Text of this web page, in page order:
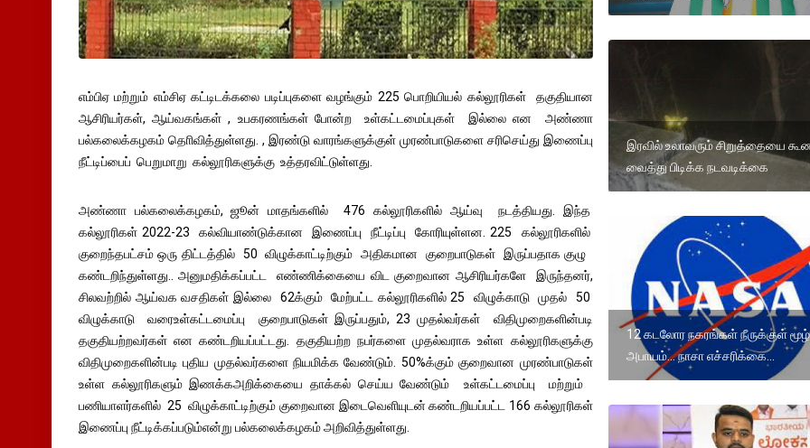
எம்பிஏ மற்றும் எம்சிஏ கட்டிடக்கலை படிப்புகளை வழங்கும் 225 பொறியியல் கல்லூரிகள் தகுதியான
ஆசிரியர்கள், ஆய்வகங்கள் , உபகரணங்கள் போன்ற உள்கட்டமைப்புகள் இல்லை என அண்ணா
பல்கலைக்கழகம் தொிவித்துள்ளது. , இரண்டு வாரங்களுக்குள் முரண்பாடுகளை சரிசெய்து இணைப்பு
நீட்டிப்பைப் பெறுமாறு கல்லூரிகளுக்கு உத்தரவிட்டுள்ளது.
அண்ணா பல்கலைக்கழகம், ஜூன் மாதங்களில் 476 கல்லூரிகளில் ஆய்வு நடத்தியது. இந்த
கல்லூரிகள் 2022-23 கல்வியாண்டுக்கான இணைப்பு நீட்டிப்பு கோரியுள்ளன. 225 கல்லூரிகளில்
குறைந்தபட்சம் ஒரு திட்டத்தில் 50 விழுக்காட்டிற்கும் அதிகமான குறைபாடுகள் இருப்பதாக குழு
கண்டறிந்துள்ளது.. அனுமதிக்கப்பட்ட எண்ணிக்கையை விட குறைவான ஆசிரியர்களே இருந்தனர்,
சிலவற்றில் ஆய்வக வசதிகள் இல்லை 62க்கும் மேற்பட்ட கல்லூரிகளில் 25 விழுக்காடு முதல் 50
விழுக்காடு வரைஉள்கட்டமைப்பு குறைபாடுகள் இருப்பதும், 23 முதல்வர்கள் விதிமுறைகளின்படி
தகுதியற்றவர்கள் என கண்டறியப்பட்டது. தகுதியற்ற நபர்களை முதல்வராக உள்ள கல்லூரிகளுக்கு
விதிமுறைகளின்படி புதிய முதல்வர்களை நியமிக்க வேண்டும். 50%க்கும் குறைவான முரண்பாடுகள்
உள்ள கல்லூரிகளும் இணக்கஅறிக்கையை தாக்கல் செய்ய வேண்டும் உள்கட்டமைப்பு மற்றும்
பணியாளர்களில் 25 விழுக்காட்டிற்கும் குறைவான இடைவெளியுடன் கண்டறியப்பட்ட 166 கல்லூரிகள்
இணைப்பு நீட்டிக்கப்படும்என்று பல்கலைக்கழகம் அறிவித்துள்ளது.
இரவில் உலாவரும் சிறுத்தையை
வைத்து பிடிக்க நடவடிக்கை
12 கடலோர நகரங்கள் நீருக்குள்
அபாயம்... நாசா எச்சரிக்கை...